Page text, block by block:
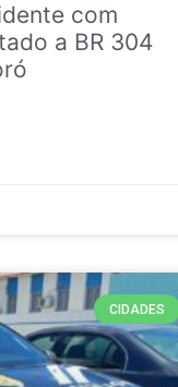
com
a BR 304
CIDADES